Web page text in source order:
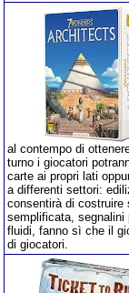
al contempo di
turno i giocatori
carte ai propri lati
a differenti settori:
consentirà di costruire
semplificata, segnalini
fluidi, fanno sì che il
di giocatori.